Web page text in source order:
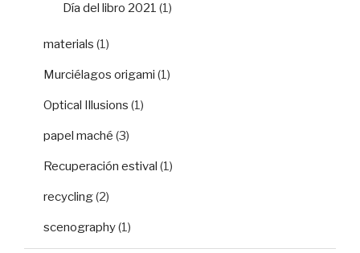
Día del libro 2021 (1)
materials (1)
Murciélagos origami (1)
Optical Illusions (1)
papel maché (3)
Recuperación estival (1)
recycling(2)
scenography(1)